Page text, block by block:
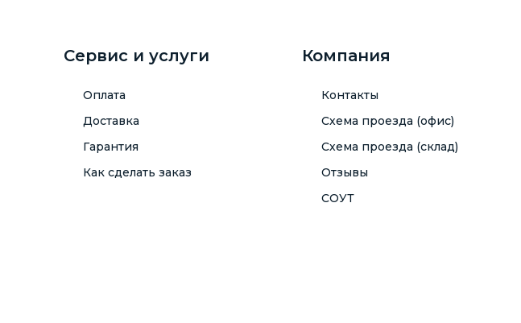
Сервис и услуги
Оплата
Доставка
Гарантия
Как сделать заказ
Компания
Контакты
Схема проезда (офис)
Схема проезда (склад)
Отзывы
СОУТ